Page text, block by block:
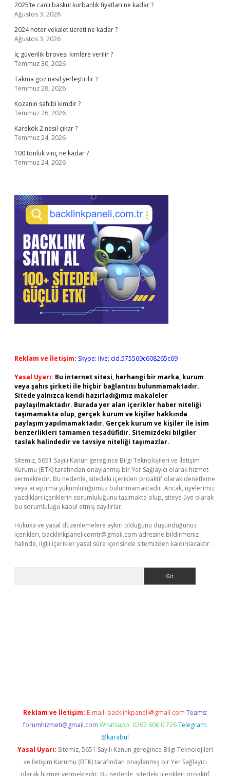
2025’te canlı baskül kurbanlık fiyatları ne kadar ?
Ağustos 3, 2026
2024 noter vekalet ücreti ne kadar ?
Ağustos 3, 2026
İç güvenlik brovesi kimlere verilir ?
Temmuz 30, 2026
Takma göz nasıl yerleştirilir ?
Temmuz 28, 2026
Kozanın sahibi kimdir ?
Temmuz 26, 2026
Karekök 2 nasıl çıkar ?
Temmuz 24, 2026
100 tonluk vinç ne kadar ?
Temmuz 24, 2026
Reklam ve İletişim: Skype: live:.cid.575569c608265c69
Yasal Uyarı: Bu internet sitesi, herhangi bir marka, kurum
veya şahıs şirketi ile hiçbir bağlantısı bulunmamaktadır.
Sitede yalnızca kendi hazırladığımız makaleler
paylaşılmaktadır. Burada yer alan içerikler haber niteliği
taşımamakta olup, gerçek kurum ve kişiler hakkında
paylaşım yapılmamaktadır. Gerçek kurum ve kişiler ile isim
benzerlikleri tamamen tesadüfidir. Sitemizdeki bilgiler
taslak halindedir ve tavsiye niteliği taşımazlar.
Sitemiz, 5651 Sayılı Kanun gereğince Bilgi Teknolojileri ve İletişim
Kurumu (BTK) tarafından onaylanmış bir Yer Sağlayıcı olarak hizmet
vermektedir. Bu nedenle, sitedeki içerikleri proaktif olarak denetleme
veya araştırma yükümlülüğümüz bulunmamaktadır. Ancak, üyelerimiz
yazdıkları içeriklerin sorumluluğunu taşımakta olup, siteye üye olarak
bu sorumluluğu kabul etmiş sayılırlar.
Hukuka ve yasal düzenlemelere aykırı olduğunu düşündüğünüz
içerikleri, backlinkpanelicomtr@gmail.com adresine bildirmeniz
halinde, ilgili içerikler yasal süre içerisinde sitemizden kaldırılacaktır.
Reklam ve İletişim: E-mail: backlinkpaneli@gmail.com Teams:
forumhizmeti@gmail.com Whatsapp: 0262 606 0 726 Telegram:
@karabul
Yasal Uyarı: Sitemiz, 5651 Sayılı Kanun gereğince Bilgi Teknolojileri
ve İletişim Kurumu (BTK) tarafından onaylanmış bir Yer Sağlayıcı
olarak hizmet vermektedir. Bu nedenle, sitedeki içerikleri proaktif